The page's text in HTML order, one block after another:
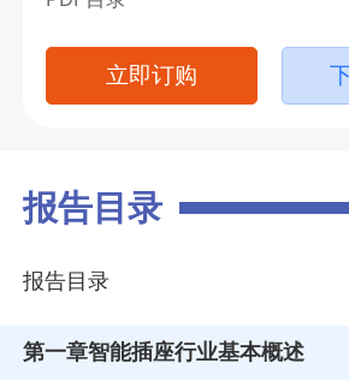
立即订购
报告目录
报告目录
第一章智能插座行业基本概述